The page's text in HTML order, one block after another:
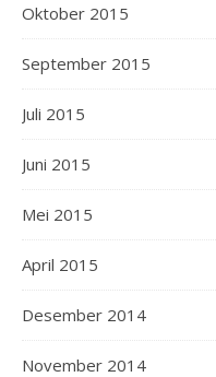
Oktober 2015
September 2015
Juli 2015
Juni 2015
Mei 2015
April 2015
Desember 2014
November 2014